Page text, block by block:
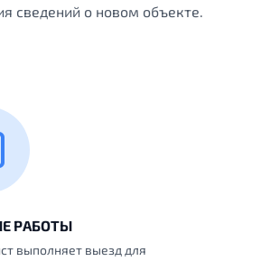
сведений о новом объекте.
РАБОТЫ
выполняет выезд для